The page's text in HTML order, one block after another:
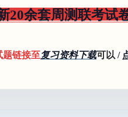
20余套周测联考试
题链接至复习资料下载可以 /